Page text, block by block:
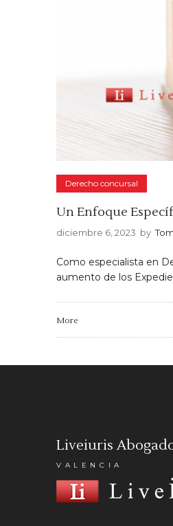
Derecho concursal
Un Enfoque
diciembre 6, 2023 by
Como especialista en
aumento de los
More
Liveiuris
VALENCIA